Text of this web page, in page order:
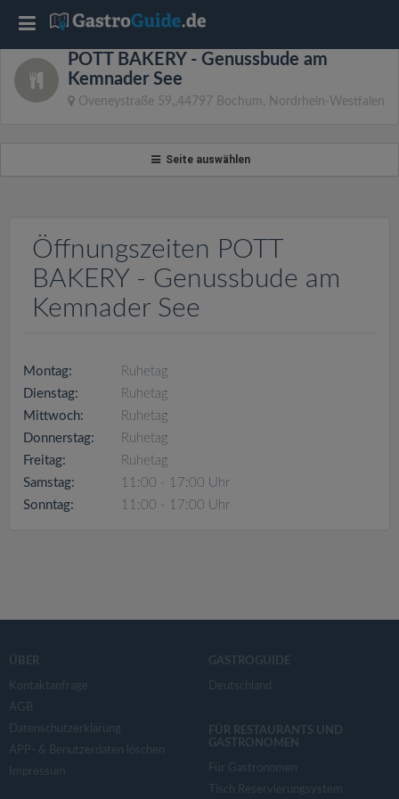
POTT BAKERY - Genussbude am
Kemnader See
Oveneystraße 59,,44797 Bochum, Nordrhein-Westfalen
Seite auswählen
Öffnungszeiten POTT
BAKERY - Genussbude am
Kemnader See
Montag:
Ruhetag
Dienstag:
Ruhetag
Mittwoch:
Ruhetag
Donnerstag:
Ruhetag
Freitag:
Ruhetag
Samstag:
11:00 - 17:00 Uhr
Sonntag:
11:00 - 17:00 Uhr
ÜBER
Kontaktanfrage
AGB
Datenschutzerklärung
APP- & Benutzerdaten löschen
Impressum
GASTROGUIDE
Deutschland
FÜR RESTAURANTS UND
GASTRONOMEN
Für Gastronomen
Tisch Reservierungsystem
T
o
e
n
v
o
n